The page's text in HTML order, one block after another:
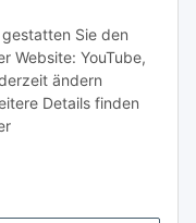
Sie den
Website: YouTube,
ändern
Details finden